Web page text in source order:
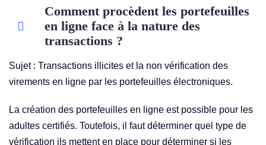
Comment procèdent les portefeuilles
en ligne face à la nature des
transactions ?
Sujet : Transactions illicites et la non vérification des
virements en ligne par les portefeuilles électroniques.
La création des portefeuilles en ligne est possible pour les
adultes certifiés. Toutefois, il faut déterminer quel type de
vérification ils mettent en place pour déterminer si les